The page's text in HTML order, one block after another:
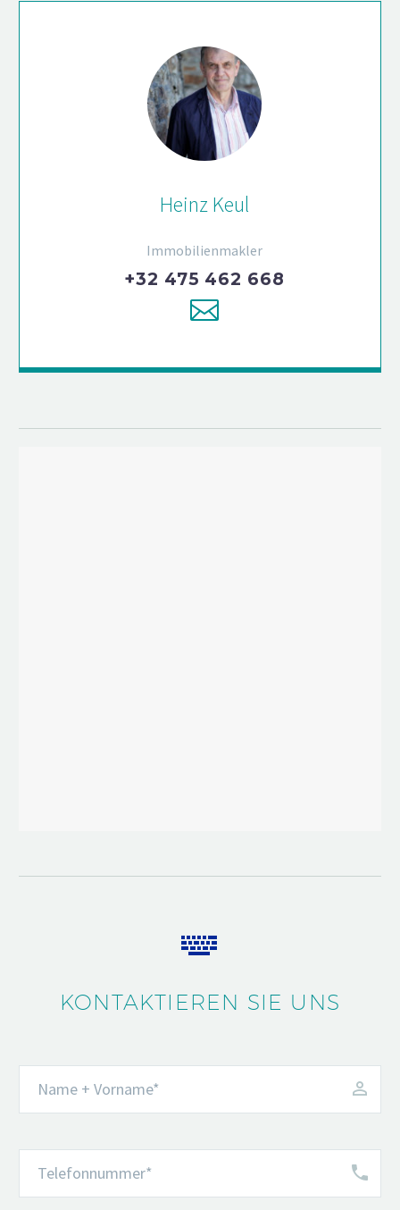
Heinz Keul
Immobilienmakler
+32 475 462 668


KONTAKTIEREN SIE UNS